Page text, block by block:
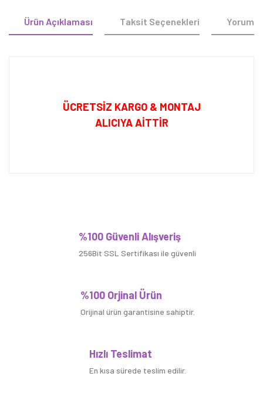
Ürün Açıklaması Taksit Seçenekleri
ÜCRETSİZ KARGO & MONTAJ
ALICIYA AİTTİR
Yorum Yaz
%100 Güvenli Alışveriş
256Bit SSL Sertifikası ile güvenli
%100 Orjinal Ürün
Orijinal ürün garantisine sahiptir.
Hızlı Teslimat
En kısa sürede teslim edilir.